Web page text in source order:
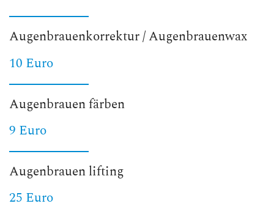
Augenbrauenkorrektur / Augenbrauenwax
10 Euro
Augenbrauen färben
9 Euro
Augenbrauen lifting
25 Euro